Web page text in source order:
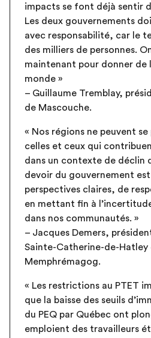
impacts se font déjà sentir
Les deux gouvernements
avec responsabilité, car le
des milliers de personnes.
maintenant pour donner de
monde »
– Guillaume Tremblay,
de Mascouche.
« Nos régions ne peuvent
celles et ceux qui
dans un contexte de déclin
devoir du gouvernement
perspectives claires, de
en mettant fin à
dans nos communautés. »
– Jacques Demers,
Sainte-Catherine-de-
Memphrémagog.
« Les restrictions au PTET
que la baisse des seuils
du PEQ par Québec ont
emploient des travailleurs